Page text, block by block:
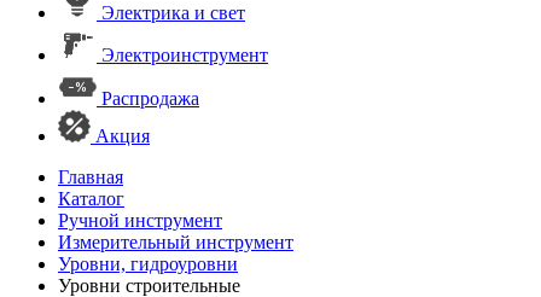
Электрика и свет
Электроинструмент
Распродажа
Акция
Главная
Каталог
Ручной инструмент
Измерительный инструмент
Уровни, гидроуровни
Уровни строительные